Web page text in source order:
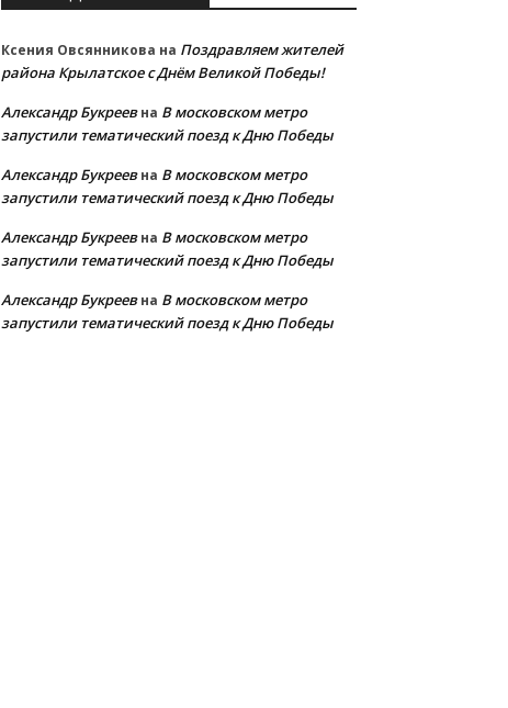
Ксения Овсянникова на Поздравляем жителей
района Крылатское с Днём Великой Победы!
Александр Букреевна В московском метро
запустили тематический поезд к Дню Победы
Александр Букреевна В московском метро
запустили тематический поезд к Дню Победы
Александр Букреевна В московском метро
запустили тематический поезд к Дню Победы
Александр Букреевна В московском метро
запустили тематический поезд к Дню Победы